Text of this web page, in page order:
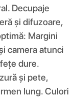
Decupaje
și difuzoare,
Margini
camera atunci
dure.
și pete,
lung. Culori